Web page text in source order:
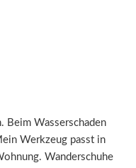
Beim Wasserschaden
Werkzeug passt in
Wanderschuhe